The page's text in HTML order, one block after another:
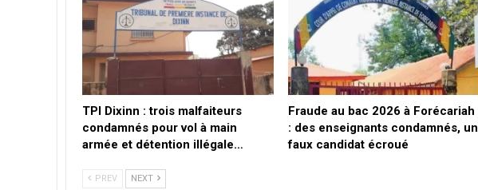
TPI Dixinn : trois malfaiteurs
condamnés pour vol à main
armée et détention illégale…
Fraude au bac 2026 à Forécariah
: des enseignants condamnés, un
faux candidat écroué
PREV NEXT